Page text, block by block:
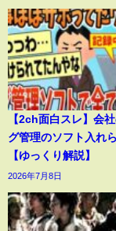
【2ch面白スレ】会
グ管理のソフト入れ
【ゆっくり解説】
2026年7月8日